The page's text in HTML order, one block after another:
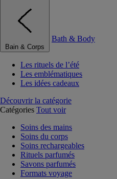
Bain & Corps
Bath & Body
Les rituels de l’été
Les emblématiques
Les idées cadeaux
Découvrir la catégorie
Catégories Tout voir
Soins des mains
Soins du corps
Soins rechargeables
Rituels parfumés
Savons parfumés
Formats voyage